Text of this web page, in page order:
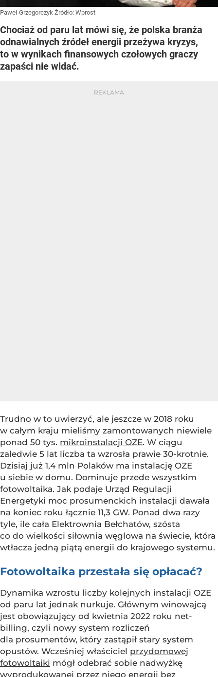
Paweł Grzegorczyk Źródło: Wprost
Chociaż od paru lat mówi się, że polska branża
odnawialnych źródeł energii przeżywa kryzys,
to w wynikach finansowych czołowych graczy
zapaści nie widać.
Trudno w to uwierzyć, ale jeszcze w 2018 roku
w całym kraju mieliśmy zamontowanych niewiele
ponad 50 tys. mikroinstalacji OZE. W ciągu
zaledwie 5 lat liczba ta wzrosła prawie 30-krotnie.
Dzisiaj już 1,4 mln Polaków ma instalację OZE
u siebie w domu. Dominuje przede wszystkim
fotowoltaika. Jak podaje Urząd Regulacji
Energetyki moc prosumenckich instalacji dawała
na koniec roku łącznie 11,3 GW. Ponad dwa razy
tyle, ile cała Elektrownia Bełchatów, szósta
co do wielkości siłownia węglowa na świecie, która
wtłacza jedną piątą energii do krajowego systemu.
Fotowoltaika przestała się opłacać?
Dynamika wzrostu liczby kolejnych instalacji OZE
od paru lat jednak nurkuje. Głównym winowajcą
jest obowiązujący od kwietnia 2022 roku net-
billing, czyli nowy system rozliczeń
dla prosumentów, który zastąpił stary system
opustów. Wcześniej właściciel przydomowej
fotowoltaiki mógł odebrać sobie nadwyżkę
wyprodukowanej przez niego energii bez